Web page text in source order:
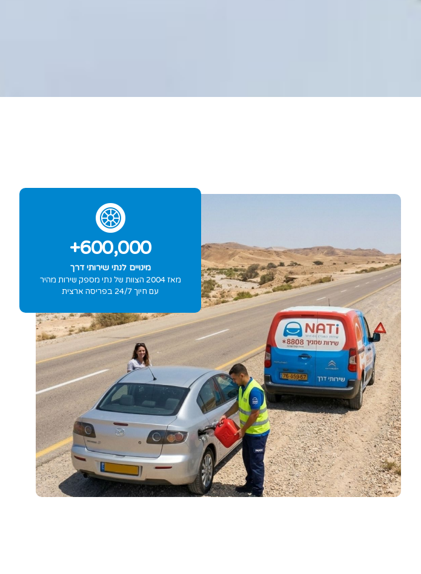
מינויים לנתי שירותי דרך
600,000
+
מאז 2004 הצוות של נתי מספק שירות מהיר
עם חיוך 24/7 בפריסה ארצית